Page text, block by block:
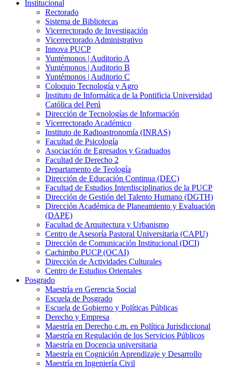
Institucional
Rectorado
Sistema de Bibliotecas
Vicerrectorado de Investigación
Vicerrectorado Administrativo
Innova PUCP
Yuntémonos | Auditorio A
Yuntémonos | Auditorio B
Yuntémonos | Auditorio C
Coloquio Tecnología y Agro
Instituto de Informática de la Pontificia Universidad
Católica del Perú
Dirección de Tecnologías de Información
Vicerrectorado Académico
Instituto de Radioastronomía (INRAS)
Facultad de Psicología
Asociación de Egresados y Graduados
Facultad de Derecho 2
Departamento de Teología
Dirección de Educación Continua (DEC)
Facultad de Estudios Interdisciplinarios de la PUCP
Dirección de Gestión del Talento Humano (DGTH)
Dirección Académica de Planeamiento y Evaluación
(DAPE)
Facultad de Arquitectura y Urbanismo
Centro de Asesoría Pastoral Universitaria (CAPU)
Dirección de Comunicación Institucional (DCI)
Cachimbo PUCP (OCAI)
Dirección de Actividades Culturales
Centro de Estudios Orientales
Posgrado
Maestría en Gerencia Social
Escuela de Posgrado
Escuela de Gobierno y Políticas Públicas
Derecho y Empresa
Maestría en Derecho c.m. en Política Jurisdiccional
Maestría en Regulación de los Servicios Públicos
Maestría en Docencia universitaria
Maestría en Cognición Aprendizaje y Desarrollo
Maestría en Ingeniería Civil